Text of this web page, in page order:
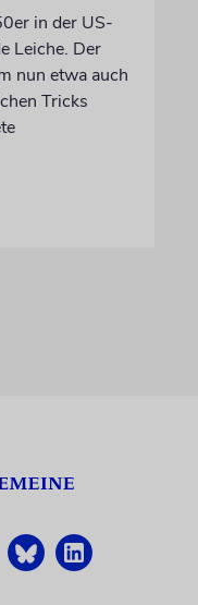
in der US-
Leiche. Der
nun etwa auch
Tricks